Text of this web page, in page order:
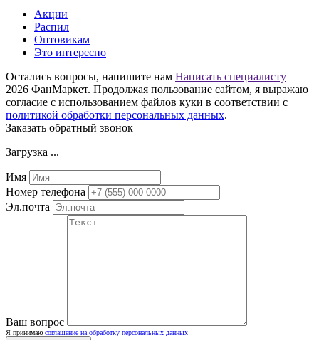
Акции
Распил
Оптовикам
Это интересно
Остались вопросы, напишите нам Написать специалисту
2026 ФанМаркет. Продолжая пользование сайтом, я выражаю
согласие с использованием файлов куки в соответствии с
политикой обработки персональных данных.
Заказать обратный звонок
Загрузка ...
Имя
Номер телефона
Эл.почта
Ваш вопрос
Я принимаю соглашение на обработку персональных данных